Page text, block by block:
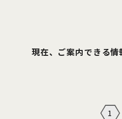
現在、ご案内できる情
1